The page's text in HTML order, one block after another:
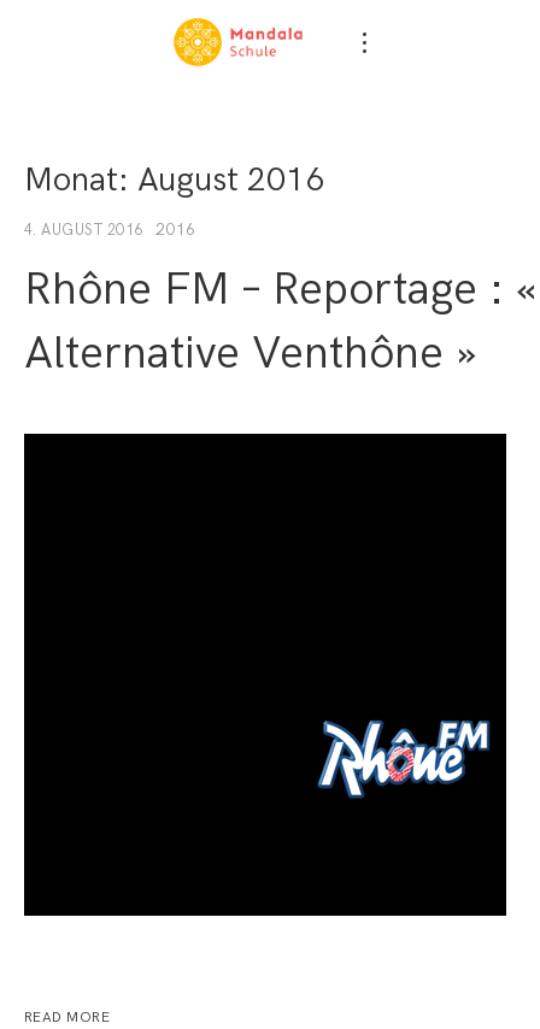
Monat: August 2016
4. AUGUST 2016 2016
Rhône FM – Reportage : «
Alternative Venthône »
READ MORE